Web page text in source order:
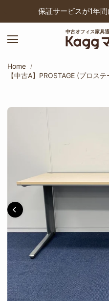
保証サービスが1年
中古オフィス家具
Home
【中古A】PROSTAGE (プロス